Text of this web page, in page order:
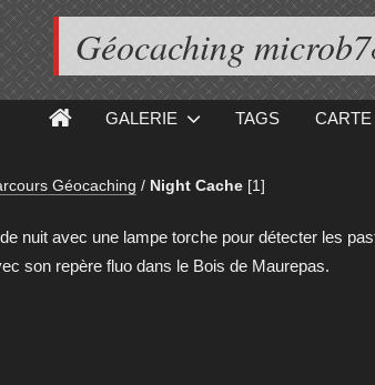
Géocaching
GALERIE TAGS
Géocaching / Night Cache [1]
nuit avec une lampe torche pour détecter les
son repère fluo dans le Bois de Maurepas.